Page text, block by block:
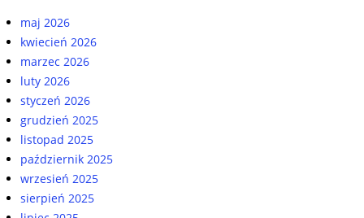
maj 2026
kwiecień 2026
marzec 2026
luty 2026
styczeń 2026
grudzień 2025
listopad 2025
październik 2025
wrzesień 2025
sierpień 2025